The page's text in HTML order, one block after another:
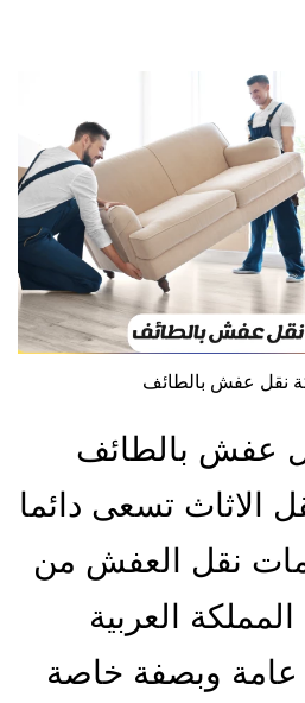
نقل عفش بالطائف
عفش بالطائف
الاثاث تسعى دائما
نقل العفش من
العربية
عامة وبصفة خاصة